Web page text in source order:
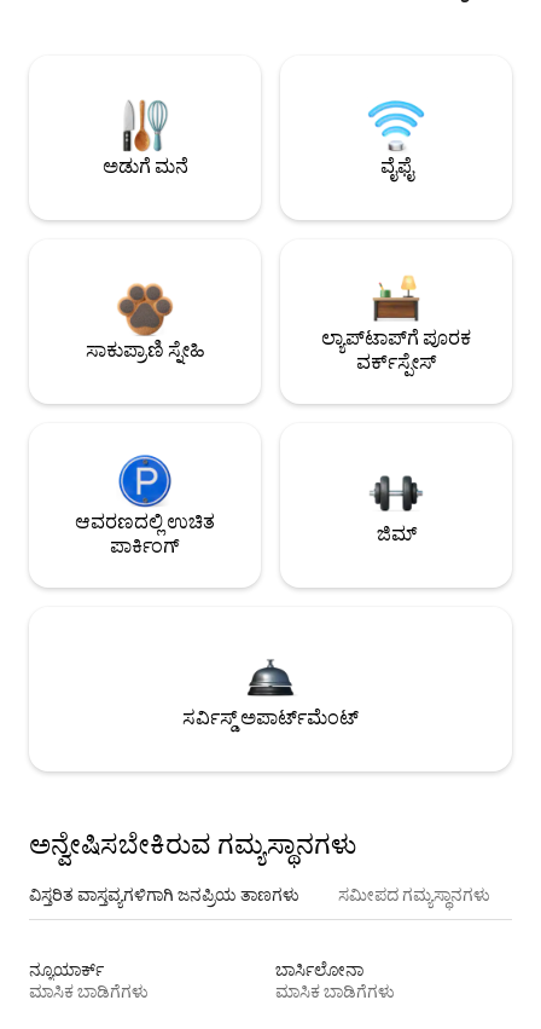
ಅಡುಗೆ ಮನೆ ವೈಫೈ
ಸಾಕುಪ್ರಾಣಿ ಸ್ನೇಹಿ
ಲ್ಯಾಪ್‌ಟಾಪ್‌ಗೆ ಪೂರಕ
ವರ್ಕ್‌ಸ್ಪೇಸ್
ಆವರಣದಲ್ಲಿ ಉಚಿತ
ಪಾರ್ಕಿಂಗ್
ಜಿಮ್
ಸರ್ವಿಸ್ಡ್ ಅಪಾರ್ಟ್‌ಮೆಂಟ್
ಅನ್ವೇಷಿಸಬೇಕಿರುವ ಗಮ್ಯಸ್ಥಾನಗಳು
ವಿಸ್ತರಿತ ವಾಸ್ತವ್ಯಗಳಿಗಾಗಿ ಜನಪ್ರಿಯ ತಾಣಗಳು ಸಮೀಪದ ಗಮ್ಯಸ್ಥಾನಗಳು
ನ್ಯೂಯಾರ್ಕ್
ಮಾಸಿಕ ಬಾಡಿಗೆಗಳು
ಬಾರ್ಸಿಲೋನಾ
ಮಾಸಿಕ ಬಾಡಿಗೆಗಳು